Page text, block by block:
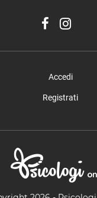
Accedi
Registrati